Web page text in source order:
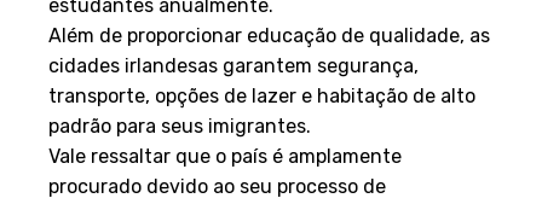
estudantes anualmente.
Além de proporcionar educação de qualidade, as
cidades irlandesas garantem segurança,
transporte, opções de lazer e habitação de alto
padrão para seus imigrantes.
Vale ressaltar que o país é amplamente
procurado devido ao seu processo de